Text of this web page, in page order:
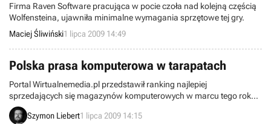
Firma Raven Software pracująca w pocie czoła nad kolejną częścią
Wolfensteina, ujawniła minimalne wymagania sprzętowe tej gry.
Maciej Śliwiński1 lipca 2009 14:49
Polska prasa komputerowa w tarapatach
Portal Wirtualnemedia.pl przedstawił ranking najlepiej
sprzedających się magazynów komputerowych w marcu tego roku,
oferując porównanie z analogicznym okresem roku ubiegłego.
Chociaż nie zmieniła się struktura ścisłej czołówki – przodują PC
Szymon Liebert1 lipca 2009 14:15